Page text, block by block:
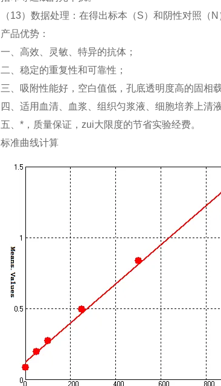
（13）数据处理：在得出标本（S）和阴性对照（
产品优势：
一、高效、灵敏、特异的抗体；
二、稳定的重复性和可靠性；
三、吸附性能好，空白值低，孔底透明度高的固相载
四、适用血清、血浆、组织匀浆液、细胞培养上清
五、*，质量保证，zui大限度的节省实验经费。
标准曲线计算